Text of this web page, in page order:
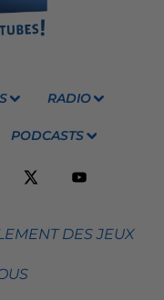
RADIO
PODCASTS
DES JEUX